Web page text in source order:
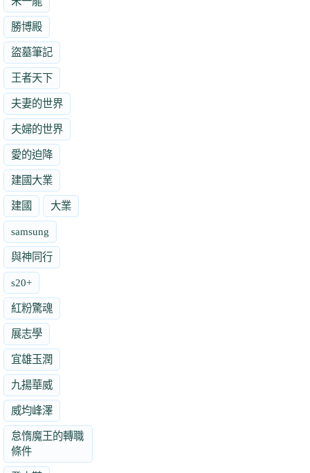
勝博殿
盜墓筆記
王者天下
夫妻的世界
夫婦的世界
愛的迫降
建國大業
建國 大業
samsung
與神同行
s20+
紅粉驚魂
展志學
宜雄玉潤
九揚華威
威均峰澤
怠惰魔王的轉職
條件